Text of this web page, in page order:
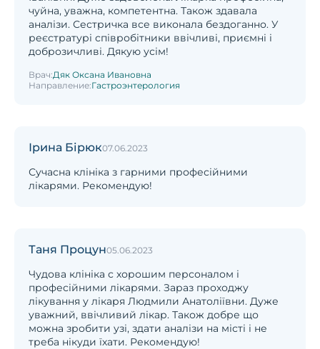
чуйна, уважна, компетентна. Також здавала
аналізи. Сестричка все виконала бездоганно. У
реєстратурі співробітники ввічливі, приємні і
доброзичливі. Дякую усім!
Врач:Дяк Оксана Ивановна
Направление:Гастроэнтерология
Ірина Бірюк07.06.2023
Сучасна клініка з гарними професійними
лікарями. Рекомендую!
Таня Процун05.06.2023
Чудова клініка с хорошим персоналом і
професійними лікарями. Зараз проходжу
лікування у лікаря Людмили Анатоліївни. Дуже
уважний, ввічливий лікар. Також добре що
можна зробити узі, здати аналізи на місті і не
треба нікуди їхати. Рекомендую!